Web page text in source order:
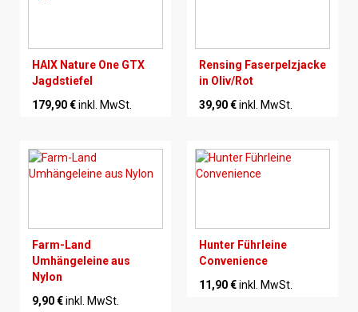
HAIX Nature One GTX
Jagdstiefel
179,90 €inkl. MwSt.
Rensing Faserpelzjacke
in Oliv/Rot
39,90 €inkl. MwSt.
Farm-Land
Umhängeleine aus
Nylon
9,90 €inkl. MwSt.
Hunter Führleine
Convenience
11,90 €inkl. MwSt.